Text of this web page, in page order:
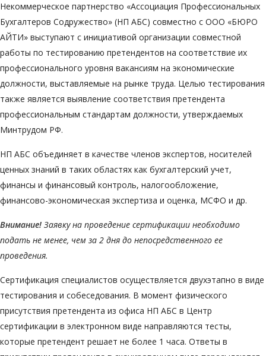
Некоммерческое партнерство «Ассоциация Профессиональных
Бухгалтеров Содружество» (НП АБС) совместно с ООО «БЮРО
АЙТИ» выступают с инициативой организации совместной
работы по тестированию претендентов на соответствие их
профессионального уровня вакансиям на экономические
должности, выставляемые на рынке труда. Целью тестирования
также является выявление соответствия претендента
профессиональным стандартам должности, утверждаемых
Минтрудом РФ.
НП АБС объединяет в качестве членов экспертов, носителей
ценных знаний в таких областях как бухгалтерский учет,
финансы и финансовый контроль, налогообложение,
финансово-экономическая экспертиза и оценка, МСФО и др.
Внимание! Заявку на проведение сертификации необходимо
подать не менее, чем за 2 дня до непосредственного ее
проведения.
Сертификация специалистов осуществляется двухэтапно в виде
тестирования и собеседования. В момент физического
присутствия претендента из офиса НП АБС в Центр
сертификации в электронном виде направляются тесты,
которые претендент решает не более 1 часа. Ответы в